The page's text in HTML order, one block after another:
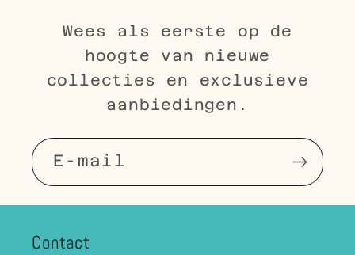
Wees als eerste op de
hoogte van nieuwe
collecties en exclusieve
aanbiedingen.
E‑mail
Contact